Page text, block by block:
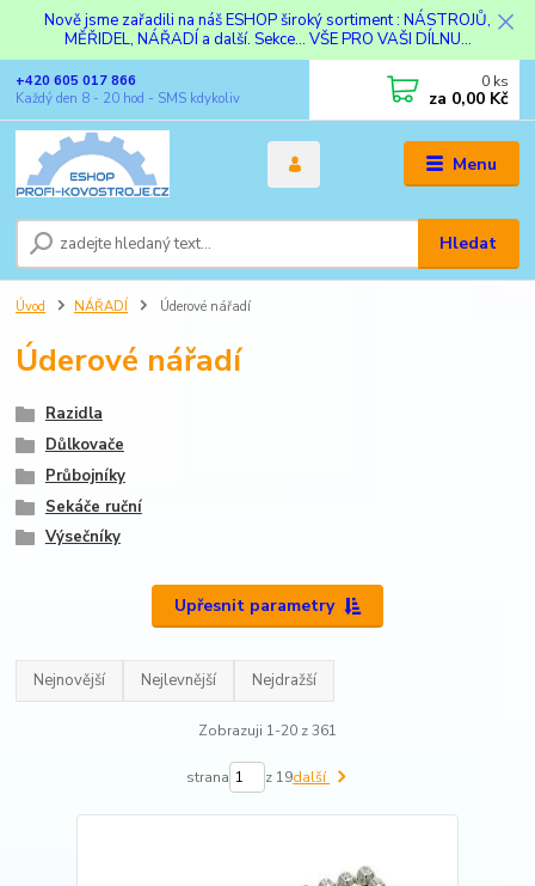
Nově jsme zařadili na náš ESHOP široký sortiment : NÁSTROJŮ,
MĚŘIDEL, NÁŘADÍ a další. Sekce... VŠE PRO VAŠI DÍLNU...
Menu
Hledat
+420 605 017 866
Každý den 8 - 20 hod - SMS kdykoliv
0 ks
za 0,00 Kč
Úvod NÁŘADÍ Úderové nářadí
Úderové nářadí
Razidla
Důlkovače
Průbojníky
Sekáče ruční
Výsečníky
Upřesnit parametry
Nejnovější Nejlevnější Nejdražší
Zobrazuji 1-20 z 361
strana z 19další